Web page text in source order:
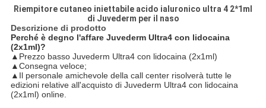
Riempitore cutaneo iniettabile acido ialuronico ultra 4 2*1ml
di Juvederm per il naso
Descrizione di prodotto
Perché è degno l'affare Juvederm Ultra4 con lidocaina
(2x1ml)?
▲ Prezzo basso Juvederm Ultra4 con lidocaina (2x1ml)
▲Consegna veloce;
▲Il personale amichevole della call center risolverà tutte le
edizioni relative all'acquisto di Juvederm Ultra4 con lidocaina
(2x1ml) online.